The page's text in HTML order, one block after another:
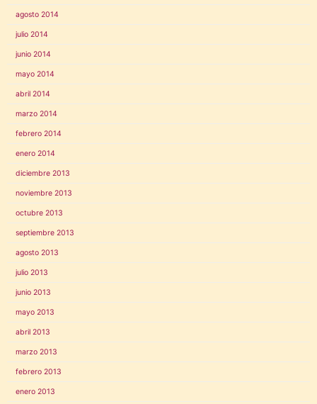
agosto 2014
julio 2014
junio 2014
mayo 2014
abril 2014
marzo 2014
febrero 2014
enero 2014
diciembre 2013
noviembre 2013
octubre 2013
septiembre 2013
agosto 2013
julio 2013
junio 2013
mayo 2013
abril 2013
marzo 2013
febrero 2013
enero 2013